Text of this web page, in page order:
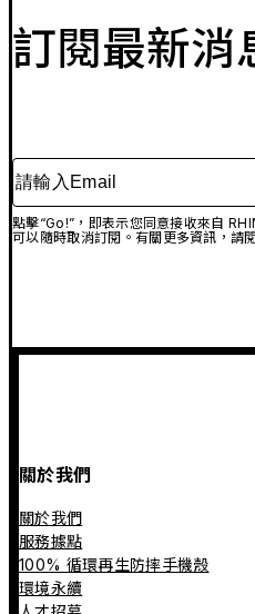
訂閱最新消
請輸入Email
點擊“Go!”，即表示您同意接收來自
可以隨時取消訂閱。有關更多資訊，請
關於我們
關於我們
服務據點
100% 循環再生防摔手機殼
環境永續